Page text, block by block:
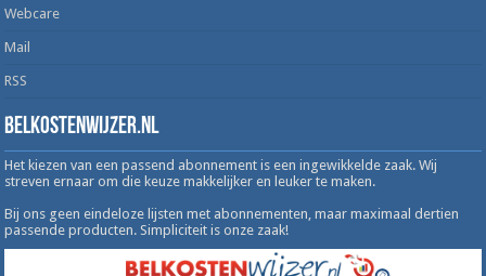
Webcare
Mail
RSS
Belkostenwijzer.nl
Het kiezen van een passend abonnement is een ingewikkelde zaak. Wij
streven ernaar om die keuze makkelijker en leuker te maken.
Bij ons geen eindeloze lijsten met abonnementen, maar maximaal dertien
passende producten. Simpliciteit is onze zaak!